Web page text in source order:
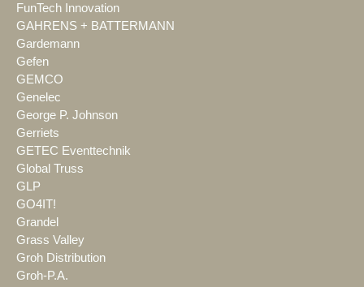
FunTech Innovation
GAHRENS + BATTERMANN
Gardemann
Gefen
GEMCO
Genelec
George P. Johnson
Gerriets
GETEC Eventtechnik
Global Truss
GLP
GO4IT!
Grandel
Grass Valley
Groh Distribution
Groh-P.A.